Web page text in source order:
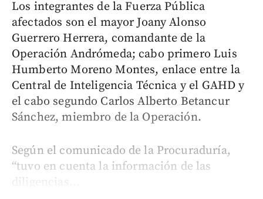
Los integrantes de la Fuerza Pública
afectados son el mayor Joany Alonso
Guerrero Herrera, comandante de la
Operación Andrómeda; cabo primero Luis
Humberto Moreno Montes, enlace entre la
Central de Inteligencia Técnica y el GAHD y
el cabo segundo Carlos Alberto Betancur
Sánchez, miembro de la Operación.
Según el comunicado de la Procuraduría,
“tuvo en cuenta la información de las
diligencias...